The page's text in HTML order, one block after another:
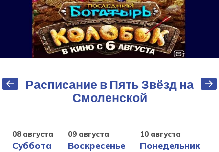
Расписание в Пять Звёзд на
Смоленской
08 августа
Суббота
09 августа
Воскресенье
10 августа
Понедельник